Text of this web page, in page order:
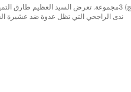
فخر العشيرة (مدبلج) 3مجموعة. تعرض السيد
ندى الراجحي التي تظل عدوة ضد عشيرة